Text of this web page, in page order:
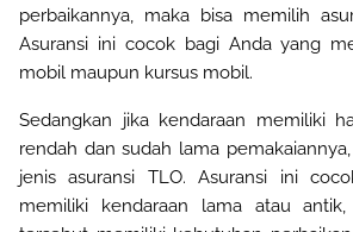
perbaikannya, maka bisa memilih
Asuransi ini cocok bagi Anda yang
mobil maupun kursus mobil.
Sedangkan jika kendaraan memiliki
rendah dan sudah lama
jenis asuransi TLO. Asuransi ini
memiliki kendaraan lama atau antik,